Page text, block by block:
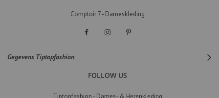
Comptoir 7 - Dameskleding
Gegevens Tiptopfashion
FOLLOW US